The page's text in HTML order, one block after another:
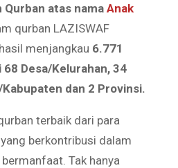
Qurban atas nama Anak
qurban LAZISWAF
menjangkau 6.771
Desa/Kelurahan, 34
dan 2 Provinsi.
terbaik dari para
berkontribusi dalam
Tak hanya